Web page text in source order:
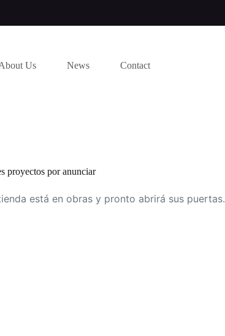
Us News Contact
proyectos por anunciar
está en obras y pronto abrirá sus puertas.